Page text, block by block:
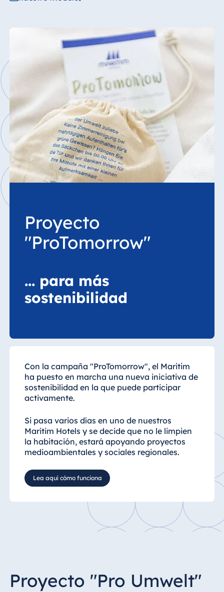
Mauritius
Proyecto
"ProTomorrow"
... para más
sostenibilidad
Con la campaña "ProTomorrow", el Maritim
ha puesto en marcha una nueva iniciativa de
sostenibilidad en la que puede participar
activamente.
Si pasa varios días en uno de nuestros
Maritim Hotels y se decide que no le limpien
la habitación, estará apoyando proyectos
medioambientales y sociales regionales.
Lea aquí cómo funciona
Proyecto "Pro Umwelt"